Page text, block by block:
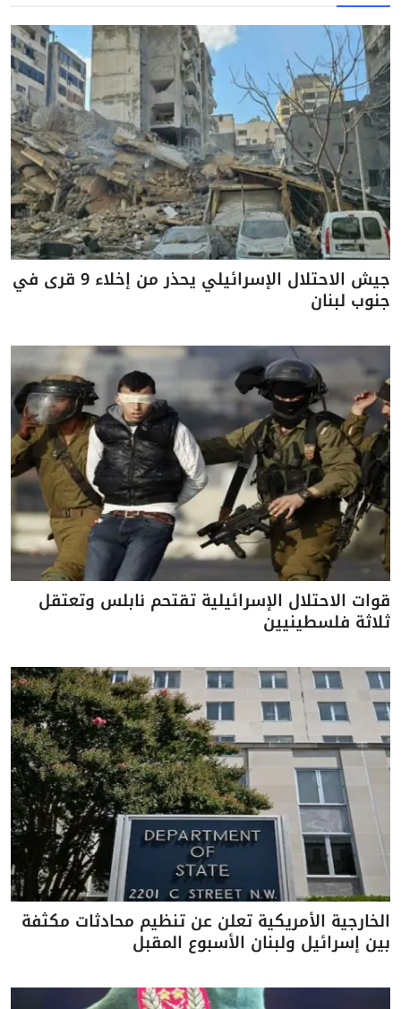
جيش الاحتلال الإسرائيلي يحذر من إخلاء 9 قرى في
جنوب لبنان
قوات الاحتلال الإسرائيلية تقتحم نابلس وتعتقل
ثلاثة فلسطينيين
الخارجية الأمريكية تعلن عن تنظيم محادثات مكثفة
بين إسرائيل ولبنان الأسبوع المقبل